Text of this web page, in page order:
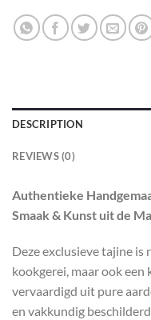
DESCRIPTION
REVIEWS (0)
Authentieke
Smaak & Kunst uit de
Deze exclusieve tajine
kookgerei, maar ook
vervaardigd uit pure
en vakkundig